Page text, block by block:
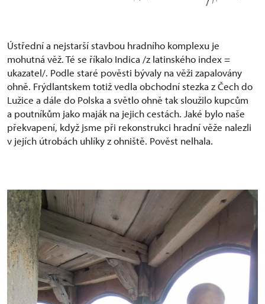
Ústřední a nejstarší stavbou hradního komplexu je
mohutná věž. Té se říkalo Indica /z latinského index =
ukazatel/. Podle staré pověsti bývaly na věži zapalovány
ohně. Frýdlantskem totiž vedla obchodní stezka z Čech do
Lužice a dále do Polska a světlo ohně tak sloužilo kupcům
a poutníkům jako maják na jejich cestách. Jaké bylo naše
překvapení, když jsme při rekonstrukci hradní věže nalezli
v jejích útrobách uhlíky z ohniště. Pověst nelhala.